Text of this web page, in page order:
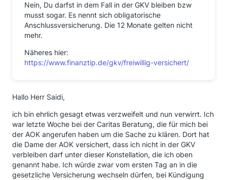
Nein, Du darfst in dem Fall in der GKV bleiben bzw
musst sogar. Es nennt sich obligatorische
Anschlussversicherung. Die 12 Monate gelten nicht
mehr.
Näheres hier:
https://www.finanztip.de/gkv/freiwillig-versichert/
Hallo Herr Saidi,
ich bin ehrlich gesagt etwas verzweifelt und nun verwirrt. Ich
war letzte Woche bei der Caritas Beratung, die für mich bei
der AOK angerufen haben um die Sache zu klären. Dort hat
die Dame der AOK versichert, dass ich nicht in der GKV
verbleiben darf unter dieser Konstellation, die ich oben
genannt habe. Ich würde zwar vom ersten Tag an in die
gesetzliche Versicherung wechseln dürfen, bei Kündigung